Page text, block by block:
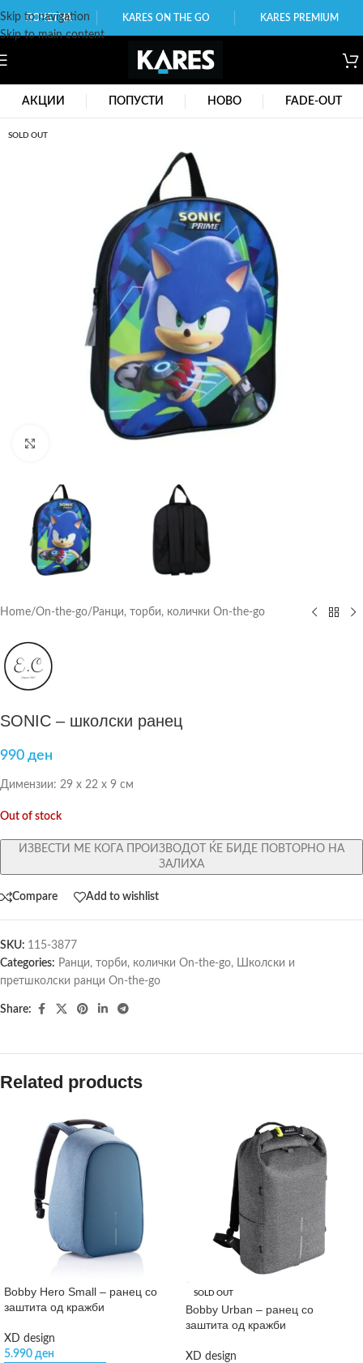
Skip to navigation
Skip to main content
ПОЧЕТНА KARES ON THE GO KARES PREMIUM
АКЦИИ ПОПУСТИ НОВО FADE-OUT
SOLD OUT
Home/On-the-go/ Ранци, торби, колички On-the-go
SONIC – школски ранец
990 ден
Димензии: 29 х 22 х 9 см
Out of stock
ИЗВЕСТИ МЕ КОГА ПРОИЗВОДОТ ЌЕ БИДЕ ПОВТОРНО НА
ЗАЛИХА
Compare Add to wishlist
SKU: 115-3877
Categories: Ранци, торби, колички On-the-go, Школски и
претшколски ранци On-the-go
Share:
Related products
Bobby Hero Small – ранец со
заштита од кражби
XD design
5.990 ден
SOLD OUT
Bobby Urban – ранец со
заштита од кражби
XD design